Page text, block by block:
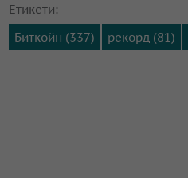
Етикети:
Биткойн (337)
рекорд (81)